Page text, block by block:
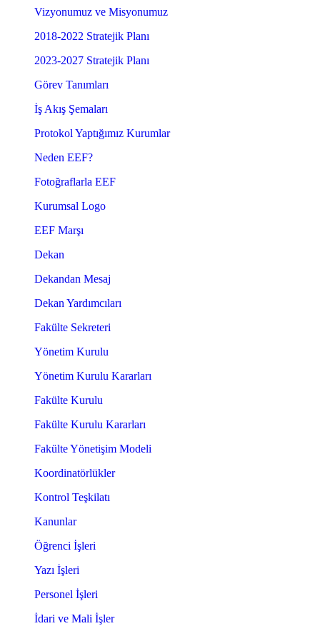
Vizyonumuz ve Misyonumuz
2018-2022 Stratejik Planı
2023-2027 Stratejik Planı
Görev Tanımları
İş Akış Şemaları
Protokol Yaptığımız Kurumlar
Neden EEF?
Fotoğraflarla EEF
Kurumsal Logo
EEF Marşı
Dekan
Dekandan Mesaj
Dekan Yardımcıları
Fakülte Sekreteri
Yönetim Kurulu
Yönetim Kurulu Kararları
Fakülte Kurulu
Fakülte Kurulu Kararları
Fakülte Yönetişim Modeli
Koordinatörlükler
Kontrol Teşkilatı
Kanunlar
Öğrenci İşleri
Yazı İşleri
Personel İşleri
İdari ve Mali İşler